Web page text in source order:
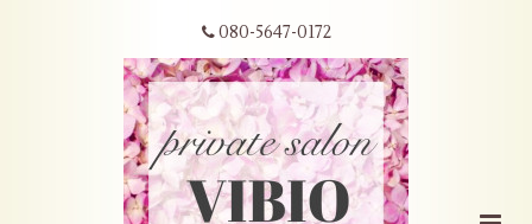
080-5647-0172